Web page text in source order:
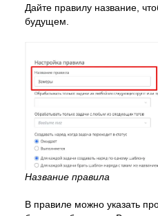
Дайте правилу название,
будущем.
Название правила
В правиле можно указать